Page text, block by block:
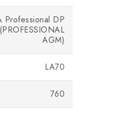
Professional DP
AGM)
LA70
760